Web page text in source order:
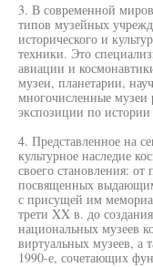
3. В современной
типов музейных
исторического и
техники. Это
авиации и
музеи, планетарии,
многочисленные
экспозиции по
4. Представленное на
культурное наследие
своего становления:
посвященных
с присущей им
трети XX в. до
национальных музеев
виртуальных музеев, а
1990-е, сочетающих